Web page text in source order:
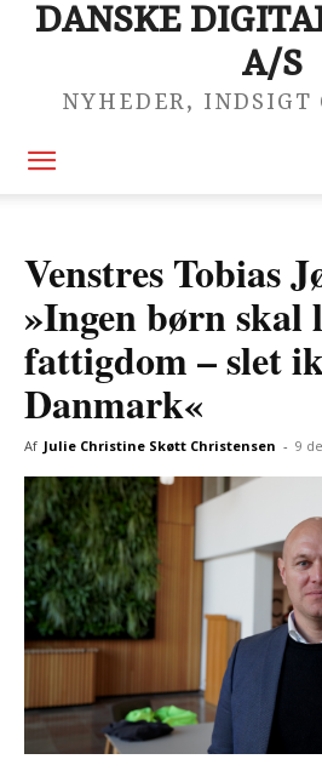
DANSKE
A/S
NYHEDER, INDSIGT
Venstres Tobias
»Ingen børn skal
fattigdom – slet
Danmark«
Af Julie Christine Skøtt Christensen - 9